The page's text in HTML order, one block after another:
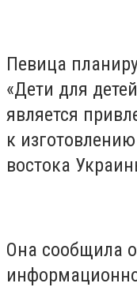
Певица
«Дети для
является
к
востока
Она сообщила